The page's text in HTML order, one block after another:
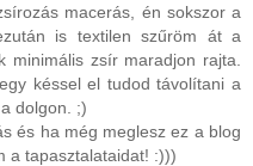
macerás, én sokszor a
is textilen szűröm át a
minimális zsír maradjon rajta.
késsel el tudod távolítani a
dolgon. ;)
és ha még meglesz ez a blog
a tapasztalataidat! :)))